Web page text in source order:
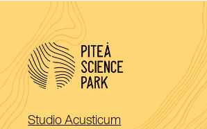
Studio Acusticum (Öppnas